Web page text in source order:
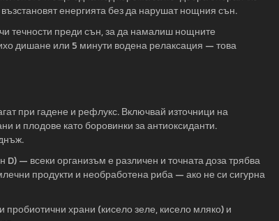
енергията без да нарушат нощния сън.
течности преди сън, за да намалиш нощните
дишане или 5 минути водена релаксация — това
при гадене и рефлукс. Включвай източници на
и плодове като боровинки за антиоксиданти.
— всеки организъм е различен и точната доза трябва
продукти и необработена риба — ако не си сигурна
храни (кисело зеле, кисело мляко) и